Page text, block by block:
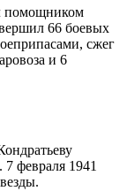
помощником
66 боевых
сжег
и 6
7 февраля 1941